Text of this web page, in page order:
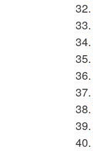
32.
33.
34.
35.
36.
37.
38.
39.
40.